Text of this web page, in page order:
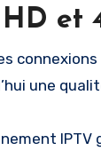
et
connexions
une
IPTV